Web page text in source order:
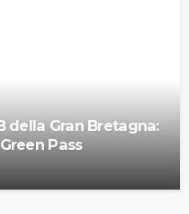
della Gran Bretagna:
Pass